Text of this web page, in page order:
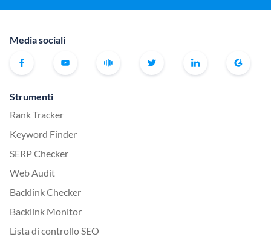
Media sociali
Strumenti
Rank Tracker
Keyword Finder
SERP Checker
Web Audit
Backlink Checker
Backlink Monitor
Lista di controllo SEO